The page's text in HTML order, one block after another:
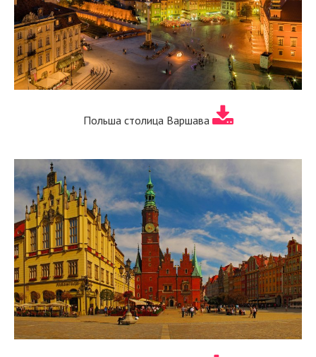
Польша столица Варшава